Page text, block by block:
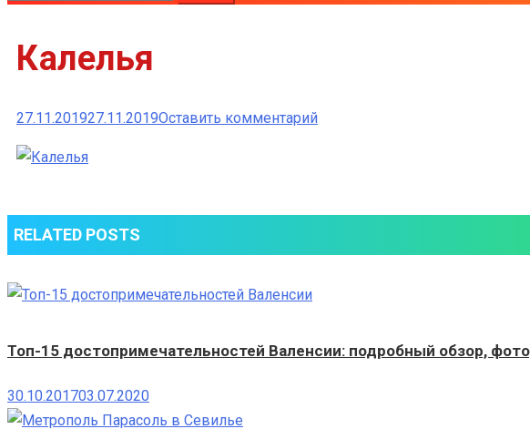
Калелья
27.11.201927.11.2019Оставить комментарийк
RELATED POSTS
Топ-15 достопримечательностей Валенсии: подробный обзор,
30.10.201703.07.2020